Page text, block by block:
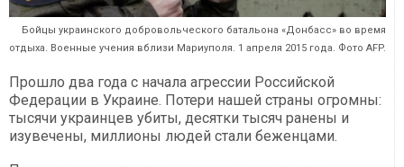
Бойцы украинского добровольческого батальона «Донбасс» во время
отдыха. Военные учения вблизи Мариуполя. 1 апреля 2015 года. Фото AFP.
Прошло два года с начала агрессии Российской
Федерации в Украине. Потери нашей страны огромны:
тысячи украинцев убиты, десятки тысяч ранены и
изувечены, миллионы людей стали беженцами.